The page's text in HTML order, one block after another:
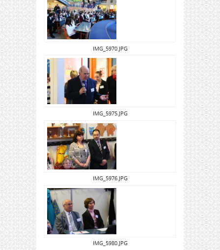
IMG_5970.JPG
IMG_5975.JPG
IMG_5976.JPG
IMG_5980.JPG